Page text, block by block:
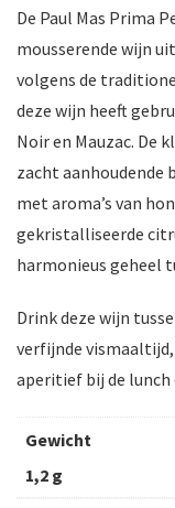
De Paul Mas Prima
mousserende wijn
volgens de
deze wijn heeft
Noir en Mauzac. De
zacht aanhoudende
met aroma’s van
gekristalliseerde
harmonieus geheel
Drink deze wijn
verfijnde
aperitief bij de lunch
Gewicht
1,2 g